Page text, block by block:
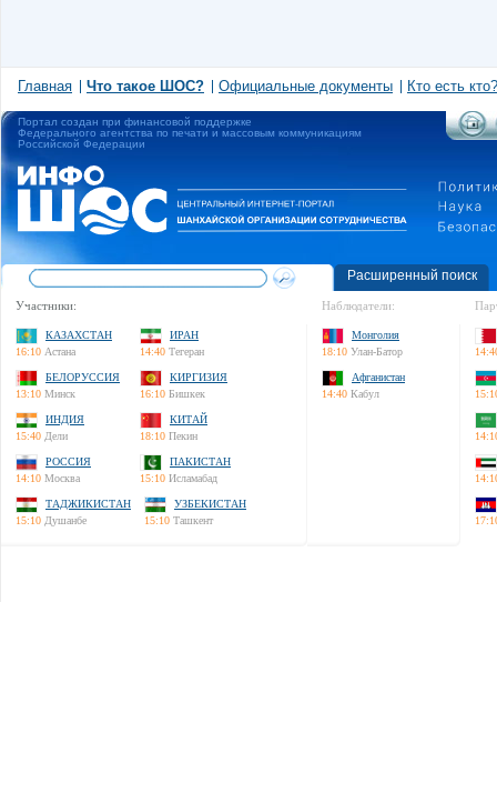
Главная Что такое ШОС? Официальные документы Кто есть кто?
Портал создан при финансовой поддержке
Федерального агентства по печати и массовым коммуникациям
Российской Федерации
Расширенный поиск
Участники:
КАЗАХСТАН
16:10 Астана
ИРАН
14:40 Тегеран
БЕЛОРУССИЯ
13:10 Минск
КИРГИЗИЯ
16:10 Бишкек
ИНДИЯ
15:40 Дели
КИТАЙ
18:10 Пекин
РОССИЯ
14:10 Москва
ПАКИСТАН
15:10 Исламабад
ТАДЖИКИСТАН
15:10 Душанбе
УЗБЕКИСТАН
15:10 Ташкент
Наблюдатели:
Монголия
18:10 Улан-Батор
Афганистан
14:40 Кабул